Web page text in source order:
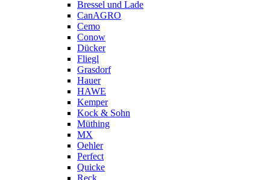
Bressel und Lade
CanAGRO
Cemo
Conow
Dücker
Fliegl
Grasdorf
Hauer
HAWE
Kemper
Kock & Sohn
Müthing
MX
Oehler
Perfect
Quicke
Reck